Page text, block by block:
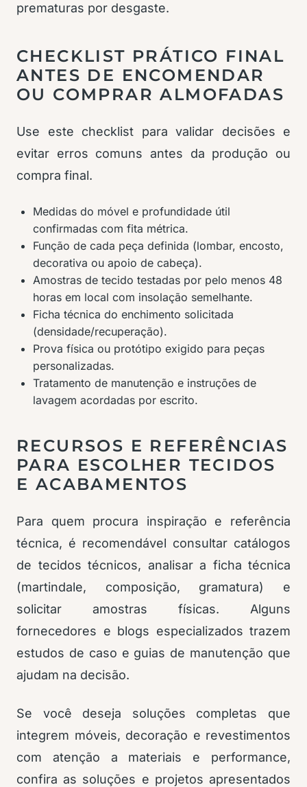
prematuras por desgaste.
CHECKLIST PRÁTICO FINAL
ANTES DE ENCOMENDAR
OU COMPRAR ALMOFADAS
Use este checklist para validar decisões e
evitar erros comuns antes da produção ou
compra final.
Medidas do móvel e profundidade útil
confirmadas com fita métrica.
Função de cada peça definida (lombar, encosto,
decorativa ou apoio de cabeça).
Amostras de tecido testadas por pelo menos 48
horas em local com insolação semelhante.
Ficha técnica do enchimento solicitada
(densidade/recuperação).
Prova física ou protótipo exigido para peças
personalizadas.
Tratamento de manutenção e instruções de
lavagem acordadas por escrito.
RECURSOS E REFERÊNCIAS
PARA ESCOLHER TECIDOS
E ACABAMENTOS
Para quem procura inspiração e referência
técnica, é recomendável consultar catálogos
de tecidos técnicos, analisar a ficha técnica
(martindale, composição, gramatura) e
solicitar amostras físicas. Alguns
fornecedores e blogs especializados trazem
estudos de caso e guias de manutenção que
ajudam na decisão.
Se você deseja soluções completas que
integrem móveis, decoração e revestimentos
com atenção a materiais e performance,
confira as soluções e projetos apresentados